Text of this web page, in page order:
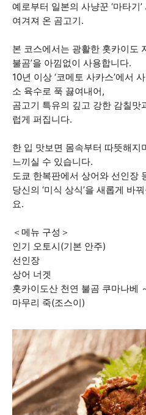
예로부터 일본의 사냥꾼 ‘마타기
여겨져 온 곰고기.
본 코스에서는 광활한 홋카이도
불곰’을 아낌없이 사용합니다.
10년 이상 ‘코메토 사카스’에서
소 육수로 푹 끓여내어,
곰고기 특유의 깊고 강한 감칠맛
럽게 퍼집니다.
한 입 맛보면 몸속부터 따뜻해지
느끼실 수 있습니다.
도쿄 한복판에서 상어와 선인장
당신의 ‘미식 상식’을 새롭게 바
요.
＜메뉴 구성＞
인기 오토시(기본 안주)
선인장
상어 너겟
홋카이도산 천연 불곰 쿠마나베
마무리 죽(조스이)